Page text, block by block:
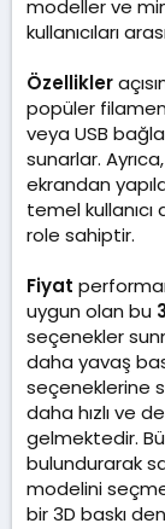
modeller ve
kullanıcıları
Özellikler
popüler
veya USB
sunarlar.
ekrandan
temel
role sahiptir.
Fiyat
uygun olan bu
seçenekler
daha yavaş
seçeneklerine
daha hızlı ve
gelmektedir.
bulundurarak
modelini
bir 3D baskı